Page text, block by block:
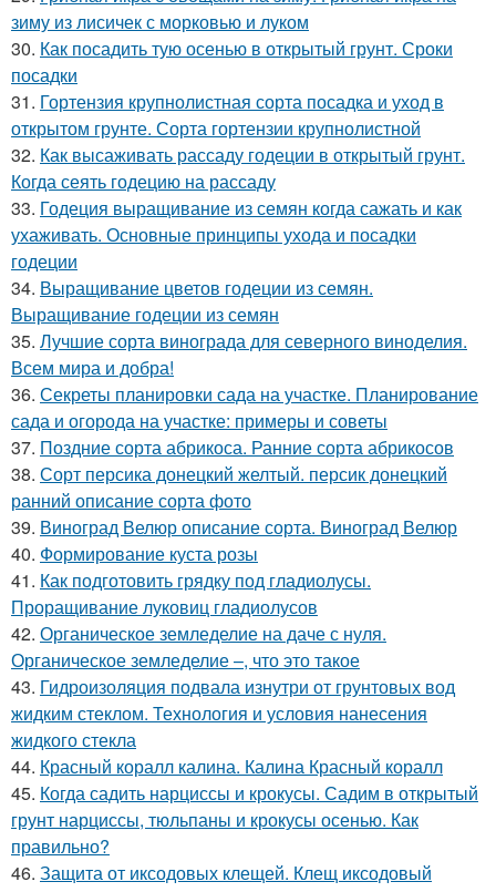
зиму из лисичек с морковью и луком
30. Как посадить тую осенью в открытый грунт. Сроки
посадки
31. Гортензия крупнолистная сорта посадка и уход в
открытом грунте. Сорта гортензии крупнолистной
32. Как высаживать рассаду годеции в открытый грунт.
Когда сеять годецию на рассаду
33. Годеция выращивание из семян когда сажать и как
ухаживать. Основные принципы ухода и посадки
годеции
34. Выращивание цветов годеции из семян.
Выращивание годеции из семян
35. Лучшие сорта винограда для северного виноделия.
Всем мира и добра!
36. Секреты планировки сада на участке. Планирование
сада и огорода на участке: примеры и советы
37. Поздние сорта абрикоса. Ранние сорта абрикосов
38. Сорт персика донецкий желтый. персик донецкий
ранний описание сорта фото
39. Виноград Велюр описание сорта. Виноград Велюр
40. Формирование куста розы
41. Как подготовить грядку под гладиолусы.
Проращивание луковиц гладиолусов
42. Органическое земледелие на даче с нуля.
Органическое земледелие –, что это такое
43. Гидроизоляция подвала изнутри от грунтовых вод
жидким стеклом. Технология и условия нанесения
жидкого стекла
44. Красный коралл калина. Калина Красный коралл
45. Когда садить нарциссы и крокусы. Садим в открытый
грунт нарциссы, тюльпаны и крокусы осенью. Как
правильно?
46. Защита от иксодовых клещей. Клещ иксодовый